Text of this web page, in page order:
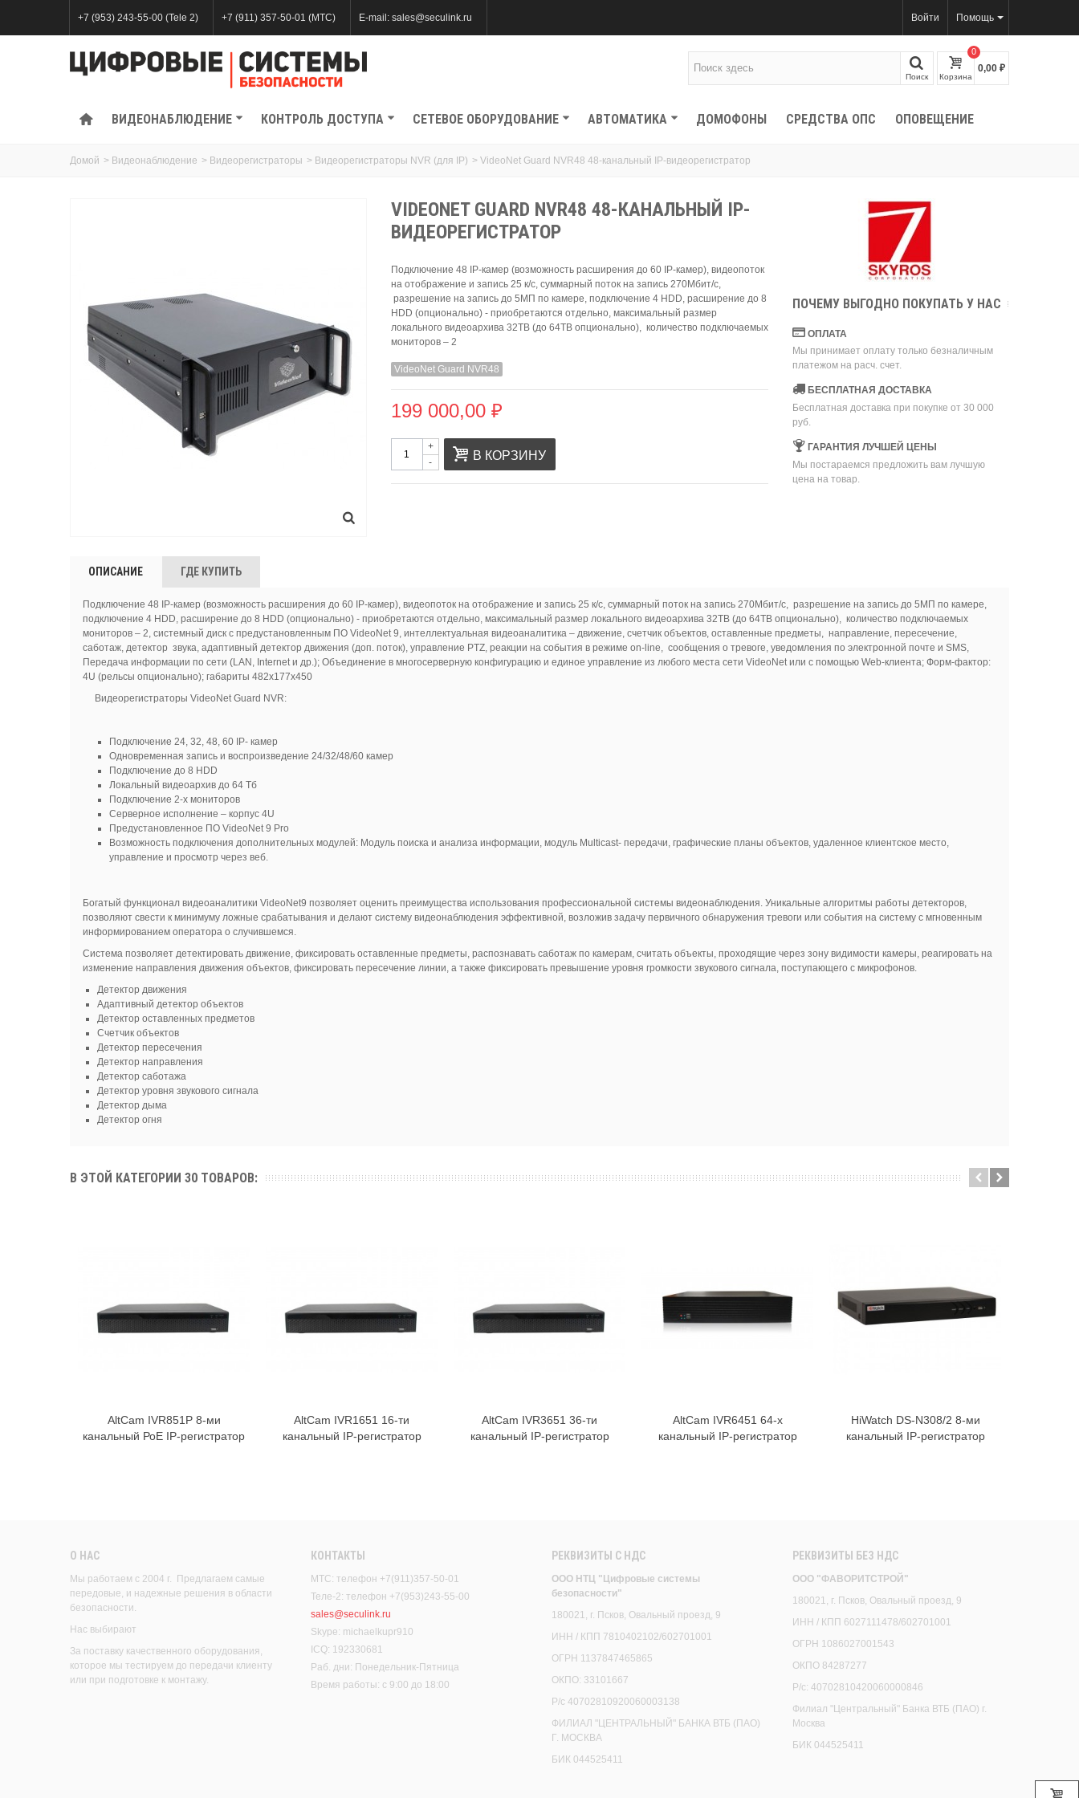
Помощь
+7 (953) 243-55-00 (Tele 2) +7 (911) 357-50-01 (МТС) E-mail: sales@seculink.ru Войти
Поиск Корзина
0
0,00 ₽
ВИДЕОНАБЛЮДЕНИЕ КОНТРОЛЬ ДОСТУПА СЕТЕВОЕ ОБОРУДОВАНИЕ АВТОМАТИКА ДОМОФОНЫ СРЕДСТВА ОПС ОПОВЕЩЕНИЕ
Домой > Видеонаблюдение > Видеорегистраторы > Видеорегистраторы NVR (для IP) > VideoNet Guard NVR48 48-канальный IP-видеорегистратор
VIDEONET GUARD NVR48 48-КАНАЛЬНЫЙ IP-
ВИДЕОРЕГИСТРАТОР
Подключение 48 IP-камер (возможность расширения до 60 IP-камер), видеопоток
на отображение и запись 25 к/с, суммарный поток на запись 270Мбит/с,
разрешение на запись до 5МП по камере, подключение 4 HDD, расширение до 8
HDD (опционально) - приобретаются отдельно, максимальный размер
локального видеоархива 32TB (до 64TB опционально), количество подключаемых
мониторов – 2
VideoNet Guard NVR48
199 000,00 ₽
-
+
В КОРЗИНУ
ПОЧЕМУ ВЫГОДНО ПОКУПАТЬ У НАС
ОПЛАТА
Мы принимает оплату только безналичным
платежом на расч. счет.
БЕСПЛАТНАЯ ДОСТАВКА
Бесплатная доставка при покупке от 30 000
руб.
ГАРАНТИЯ ЛУЧШЕЙ ЦЕНЫ
Мы постараемся предложить вам лучшую
цена на товар.
ОПИСАНИЕ ГДЕ КУПИТЬ
Подключение 48 IP-камер (возможность расширения до 60 IP-камер), видеопоток на отображение и запись 25 к/с, суммарный поток на запись 270Мбит/с, разрешение на запись до 5МП по камере,
подключение 4 HDD, расширение до 8 HDD (опционально) - приобретаются отдельно, максимальный размер локального видеоархива 32TB (до 64TB опционально), количество подключаемых
мониторов – 2, системный диск с предустановленным ПО VideoNet 9, интеллектуальная видеоаналитика – движение, счетчик объектов, оставленные предметы, направление, пересечение,
саботаж, детектор звука, адаптивный детектор движения (доп. поток), управление PTZ, реакции на события в режиме on-line, сообщения о тревоге, уведомления по электронной почте и SMS,
Передача информации по сети (LAN, Internet и др.); Объединение в многосерверную конфигурацию и единое управление из любого места сети VideoNet или с помощью Web-клиента; Форм-фактор:
4U (рельсы опционально); габариты 482x177x450
Видеорегистраторы VideoNet Guard NVR:
Подключение 24, 32, 48, 60 IP- камер
Одновременная запись и воспроизведение 24/32/48/60 камер
Подключение до 8 HDD
Локальный видеоархив до 64 Тб
Подключение 2-х мониторов
Серверное исполнение – корпус 4U
Предустановленное ПО VideoNet 9 Pro
Возможность подключения дополнительных модулей: Модуль поиска и анализа информации, модуль Multicast- передачи, графические планы объектов, удаленное клиентское место,
управление и просмотр через веб.
Богатый функционал видеоаналитики VideoNet9 позволяет оценить преимущества использования профессиональной системы видеонаблюдения. Уникальные алгоритмы работы детекторов,
позволяют свести к минимуму ложные срабатывания и делают систему видеонаблюдения эффективной, возложив задачу первичного обнаружения тревоги или события на систему с мгновенным
информированием оператора о случившемся.
Система позволяет детектировать движение, фиксировать оставленные предметы, распознавать саботаж по камерам, считать объекты, проходящие через зону видимости камеры, реагировать на
изменение направления движения объектов, фиксировать пересечение линии, а также фиксировать превышение уровня громкости звукового сигнала, поступающего с микрофонов.
Детектор движения
Адаптивный детектор объектов
Детектор оставленных предметов
Счетчик объектов
Детектор пересечения
Детектор направления
Детектор саботажа
Детектор уровня звукового сигнала
Детектор дыма
Детектор огня
В ЭТОЙ КАТЕГОРИИ 30 ТОВАРОВ:
В корзину
AltCam IVR851P 8-ми
канальный РоЕ IP-регистратор
В корзину
AltCam IVR1651 16-ти
канальный IP-регистратор
В корзину
AltCam IVR3651 36-ти
канальный IP-регистратор
В корзину
AltCam IVR6451 64-х
канальный IP-регистратор
В корзину
HiWatch DS-N308/2 8-ми
канальный IP-регистратор
О НАС
Мы работаем с 2004 г. Предлагаем самые
передовые, и надежные решения в области
безопасности.
Нас выбирают
За поставку качественного оборудования,
которое мы тестируем до передачи клиенту
или при подготовке к монтажу.
КОНТАКТЫ
МТС: телефон +7(911)357-50-01
Теле-2: телефон +7(953)243-55-00
sales@seculink.ru
Skype: michaelkupr910
ICQ: 192330681
Раб. дни: Понедельник-Пятница
Время работы: с 9:00 до 18:00
РЕКВИЗИТЫ C НДС
ООО НТЦ "Цифровые системы
безопасности"
180021, г. Псков, Овальный проезд, 9
ИНН / КПП 7810402102/602701001
ОГРН 1137847465865
ОКПО: 33101667
Р/с 40702810920060003138
ФИЛИАЛ "ЦЕНТРАЛЬНЫЙ" БАНКА ВТБ (ПАО)
Г. МОСКВА
БИК 044525411
РЕКВИЗИТЫ БЕЗ НДС
ООО "ФАВОРИТСТРОЙ"
180021, г. Псков, Овальный проезд, 9
ИНН / КПП 6027111478/602701001
ОГРН 1086027001543
ОКПО 84287277
Р/с: 40702810420060000846
Филиал "Центральный" Банка ВТБ (ПАО) г.
Москва
БИК 044525411